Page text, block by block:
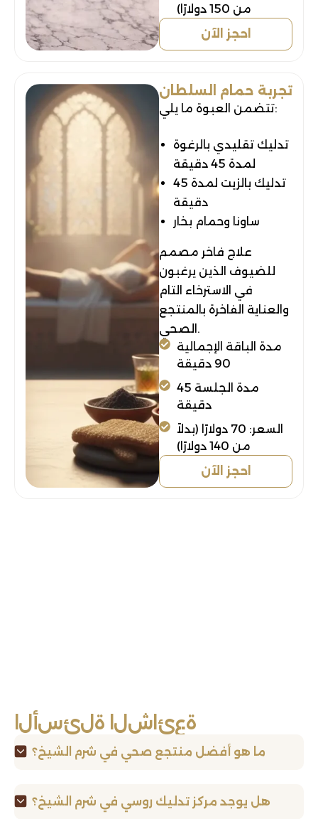
من 150 دولارًا)
احجز الآن
تجربة حمام السلطان
تتضمن العبوة ما يلي:
تدليك تقليدي بالرغوة
لمدة 45 دقيقة
تدليك بالزيت لمدة 45
دقيقة
ساونا وحمام بخار
علاج فاخر مصمم
للضيوف الذين يرغبون
في الاسترخاء التام
والعناية الفاخرة بالمنتجع
الصحي.
مدة الباقة الإجمالية
90 دقيقة
مدة الجلسة 45
دقيقة
السعر: 70 دولارًا (بدلاً
من 140 دولارًا)
احجز الآن
لأسئلة لش ئعة
ما هو أفضل منتجع صحي في شرم الشيخ؟
هل يوجد مركز تدليك روسي في شرم الشيخ؟